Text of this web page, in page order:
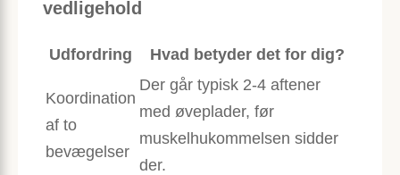
vedligehold
Udfordring Hvad betyder det for dig?
Koordination
af to
bevægelser
Der går typisk 2-4 aftener
med øveplader, før
muskelhukommelsen sidder
der.